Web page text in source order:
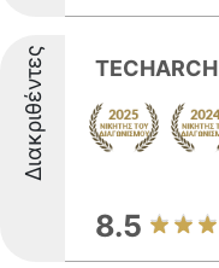
Διακριθέντες TECHARCH
8.5